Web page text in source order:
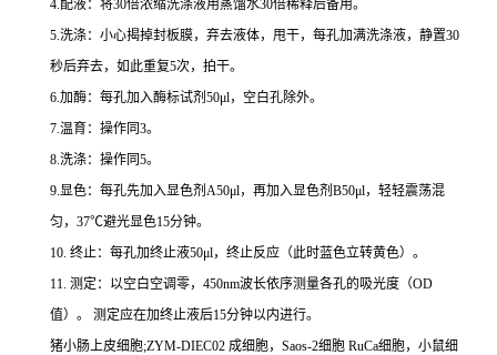
4.配液：将30倍浓缩洗涤液用蒸馏水30倍稀释后备用。
5.洗涤：小心揭掉封板膜，弃去液体，甩干，每孔加满洗涤液，静置30
秒后弃去，如此重复5次，拍干。
6.加酶：每孔加入酶标试剂 50μl，空白孔除外。
7.温育：操作同 3。
8.洗涤：操作同 5。
9.显色：每孔先加入显色剂 A50μl，再加入显色剂 B50μl，轻轻震荡混
匀， 37℃避光显色15分钟。
10. 终止：每孔加终止液50μl，终止反应（此时蓝色立转黄色）。
11. 测定：以空白空调零， 450nm波长依序测量各孔的吸光度（OD
值）。
测定应在加终止液后15分钟以内进行。
猪小肠上皮细胞;ZYM-DIEC02 成细胞， Saos-2细胞 RuCa细胞，小鼠细